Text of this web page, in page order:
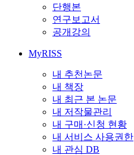
단행본
연구보고서
공개강의
MyRISS
내 추천논문
내 책장
내 최근 본 논문
내 저작물관리
내 구매·신청 현황
내 서비스 사용권한
내 관심 DB